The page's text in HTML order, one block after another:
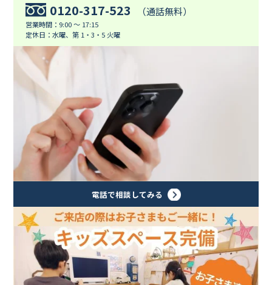
0120-317-523 （通話無料）
営業時間：9:00 ～ 17:15
定休日：水曜、第 1・3・5 火曜
電話で相談してみる